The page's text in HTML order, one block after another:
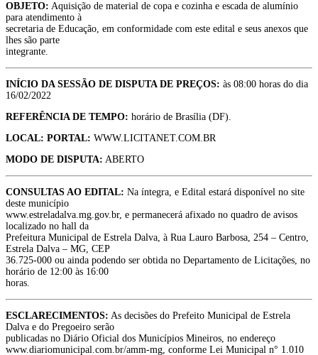
OBJETO: Aquisição de material de copa e cozinha e escada de alumínio
para atendimento à
secretaria de Educação, em conformidade com este edital e seus anexos que
lhes são parte
integrante.
INÍCIO DA SESSÃO DE DISPUTA DE PREÇOS: às 08:00 horas do dia
16/02/2022
REFERÊNCIA DE TEMPO: horário de Brasília (DF).
LOCAL: PORTAL: WWW.LICITANET.COM.BR
MODO DE DISPUTA: ABERTO
CONSULTAS AO EDITAL: Na íntegra, e Edital estará disponível no site
deste município
www.estreladalva.mg.gov.br, e permanecerá afixado no quadro de avisos
localizado no hall da
Prefeitura Municipal de Estrela Dalva, à Rua Lauro Barbosa, 254 – Centro,
Estrela Dalva – MG, CEP
36.725-000 ou ainda podendo ser obtida no Departamento de Licitações, no
horário de 12:00 às 16:00
horas.
ESCLARECIMENTOS: As decisões do Prefeito Municipal de Estrela
Dalva e do Pregoeiro serão
publicadas no Diário Oficial dos Municípios Mineiros, no endereço
www.diariomunicipal.com.br/amm-mg, conforme Lei Municipal n° 1.010